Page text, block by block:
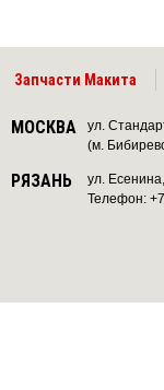
Запчасти Макита
МОСКВА
ул.
(м.
РЯЗАНЬ
ул.
Телефон: